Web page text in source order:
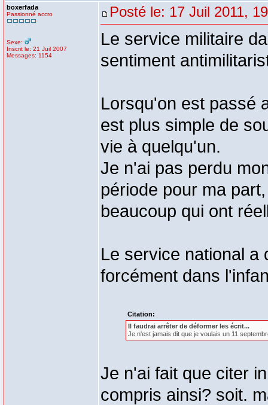
boxerfada
Passionné accro
Sexe:
Inscrit le: 21 Juil 2007
Messages: 1154
Posté le: 17 Juil 2011,
Le service militaire
sentiment
Lorsqu'on est passé
est plus simple de
vie à quelqu'un.
Je n'ai pas perdu
période pour ma
beaucoup qui ont
Le service national a
forcément dans
Citation:
Il faudrai arrêter de déformer les écrit...
Je n'est jamais dit que je voulais un 11
Je n'ai fait que citer
compris ainsi? soit.